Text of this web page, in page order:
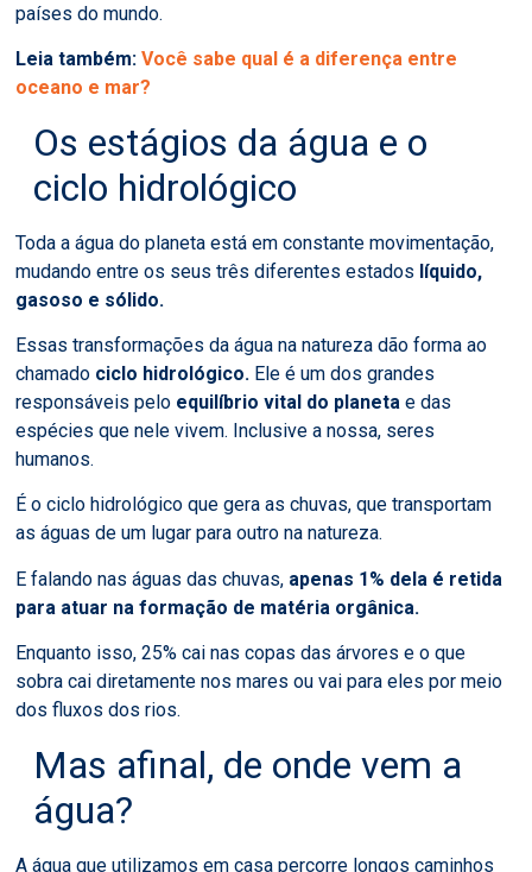
países do mundo.
Leia também:Você sabe qual é a diferença entre
oceano e mar?
Os estágios da água e o
ciclo hidrológico
Toda a água do planeta está em constante movimentação,
mudando entre os seus três diferentes estados líquido,
gasoso e sólido.
Essas transformações da água na natureza dão forma ao
chamado ciclo hidrológico. Ele é um dos grandes
responsáveispelo equilíbrio vital do planeta e das
espécies que nele vivem. Inclusive a nossa, seres
humanos.
É o ciclo hidrológico que gera as chuvas, que transportam
as águas de um lugar para outro na natureza.
E falando nas águas das chuvas, apenas 1% dela é retida
para atuar na formação de matéria orgânica.
Enquanto isso, 25% cai nas copas das árvores e o que
sobra cai diretamente nos mares ou vai para eles por meio
dos fluxos dos rios.
Mas afinal, de onde vem a
água?
A água que utilizamos em casa percorre longos caminhos